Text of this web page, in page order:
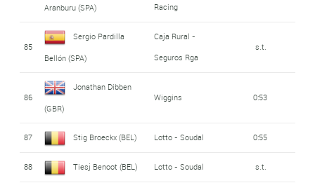
Aranburu (SPA)
Racing
85
Sergio Pardilla
Bellón (SPA)
Caja Rural -
Seguros Rga
s.t.
86
Jonathan Dibben
(GBR)
Wiggins 0:53
87 Stig Broeckx (BEL) Lotto - Soudal 0:55
88 Tiesj Benoot (BEL) Lotto - Soudal s.t.